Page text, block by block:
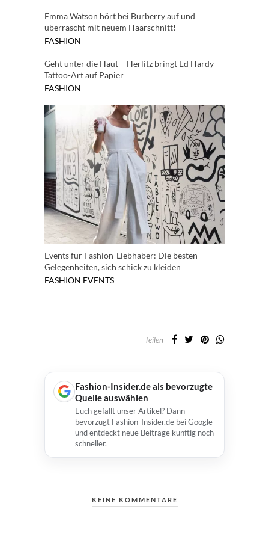
Emma Watson hört bei Burberry auf und
überrascht mit neuem Haarschnitt!
FASHION
Geht unter die Haut – Herlitz bringt Ed Hardy
Tattoo-Art auf Papier
FASHION
Events für Fashion-Liebhaber: Die besten
Gelegenheiten, sich schick zu kleiden
FASHION EVENTS
Teilen
Fashion-Insider.de als bevorzugte
Quelle auswählen
Euch gefällt unser Artikel? Dann
bevorzugt Fashion-Insider.de bei Google
und entdeckt neue Beiträge künftig noch
schneller.
KEINE KOMMENTARE